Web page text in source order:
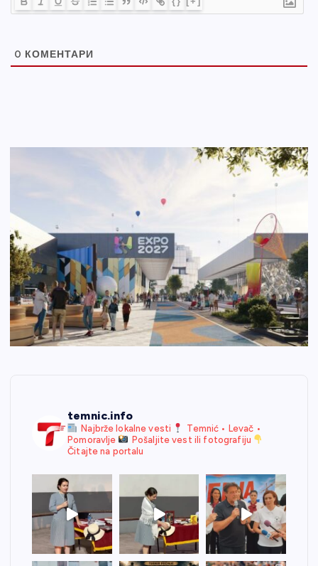
0 КОМЕНТАРИ
temnic.info
Najbrže lokalne vesti
Temnić • Levač •
Pomoravlje
Pošaljite vest ili fotografiju
Čitajte na portalu